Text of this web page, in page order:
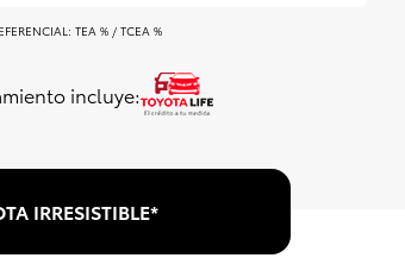
TEA % / TCEA %
incluye:
IRRESISTIBLE*